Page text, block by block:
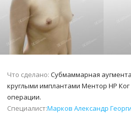
Что сделано: Субмаммарная
круглыми имплантами Ментор НР Ког
операции.
Специалист:Марков Александр